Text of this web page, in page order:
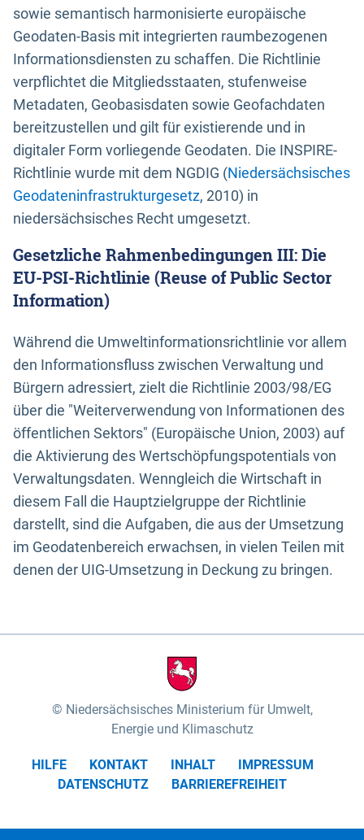
sowie semantisch harmonisierte europäische
Geodaten-Basis mit integrierten raumbezogenen
Informationsdiensten zu schaffen. Die Richtlinie
verpflichtet die Mitgliedsstaaten, stufenweise
Metadaten, Geobasisdaten sowie Geofachdaten
bereitzustellen und gilt für existierende und in
digitaler Form vorliegende Geodaten. Die INSPIRE-
Richtlinie wurde mit dem NGDIG (Niedersächsisches
Geodateninfrastrukturgesetz, 2010) in
niedersächsisches Recht umgesetzt.
Gesetzliche Rahmenbedingungen III: Die
EU-PSI-Richtlinie (Reuse of Public Sector
Information)
Während die Umweltinformationsrichtlinie vor allem
den Informationsfluss zwischen Verwaltung und
Bürgern adressiert, zielt die Richtlinie 2003/98/EG
über die "Weiterverwendung von Informationen des
öffentlichen Sektors" (Europäische Union, 2003) auf
die Aktivierung des Wertschöpfungspotentials von
Verwaltungsdaten. Wenngleich die Wirtschaft in
diesem Fall die Hauptzielgruppe der Richtlinie
darstellt, sind die Aufgaben, die aus der Umsetzung
im Geodatenbereich erwachsen, in vielen Teilen mit
denen der UIG-Umsetzung in Deckung zu bringen.
Niedersächsisches Ministerium für Umwelt,
Energie und Klimaschutz
HILFE KONTAKT INHALT
IMPRESSUM
DATENSCHUTZ
BARRIEREFREIHEIT